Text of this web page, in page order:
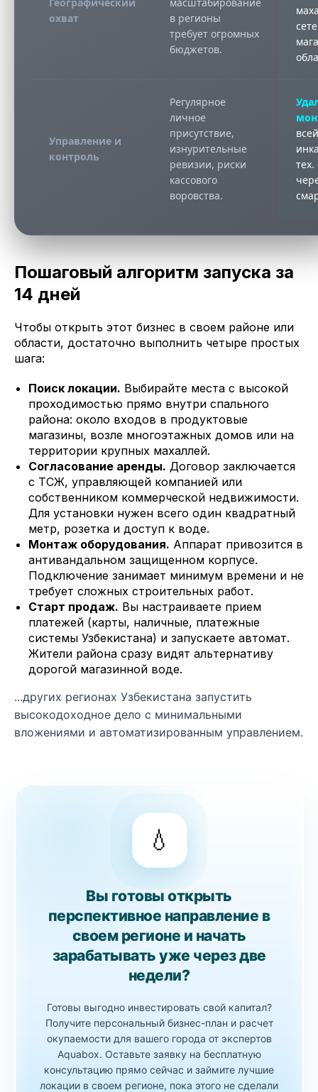
охват
в регионы
требует огромных
бюджетов.
Управление и
контроль
Регулярное
личное
присутствие,
изнурительные
ревизии, риски
кассового
воровства.
тех.
Пошаговый алгоритм запуска за
14 дней
Чтобы открыть этот бизнес в своем районе или
области, достаточно выполнить четыре простых
шага:
Поиск локации. Выбирайте места с высокой
проходимостью прямо внутри спального
района: около входов в продуктовые
магазины, возле многоэтажных домов или на
территории крупных махаллей.
Согласование аренды. Договор заключается
с ТСЖ, управляющей компанией или
собственником коммерческой недвижимости.
Для установки нужен всего один квадратный
метр, розетка и доступ к воде.
Монтаж оборудования. Аппарат привозится в
антивандальном защищенном корпусе.
Подключение занимает минимум времени и не
требует сложных строительных работ.
Старт продаж. Вы настраиваете прием
платежей (карты, наличные, платежные
системы Узбекистана) и запускаете автомат.
Жители района сразу видят альтернативу
дорогой магазинной воде.
...других регионах Узбекистана запустить
высокодоходное дело с минимальными
вложениями и автоматизированным управлением.
💧
Вы готовы открыть
перспективное направление в
своем регионе и начать
зарабатывать уже через две
недели?
Готовы выгодно инвестировать свой капитал?
Получите персональный бизнес-план и расчет
окупаемости для вашего города от экспертов
Aquabox. Оставьте заявку на бесплатную
консультацию прямо сейчас и займите лучшие
локации в своем регионе, пока этого не сделали